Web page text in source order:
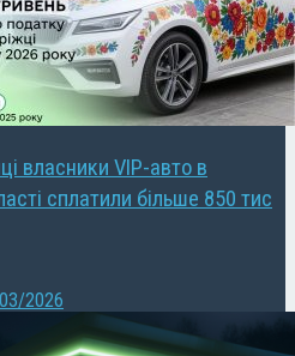
власники VIP-авто в
сплатили більше 850 тис
2026